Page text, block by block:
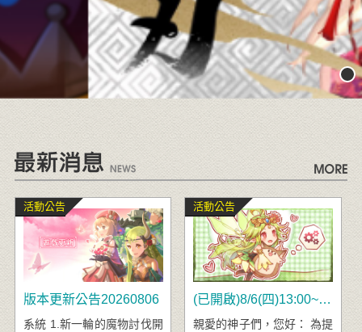
版本更新公告20260806
​ 系統 1.新一輪的魔物討伐開
活動公告
(已開啟)8/6(四)13:00~16:00例行性維護公告
親愛的神子們，您好： 為提
活動公告